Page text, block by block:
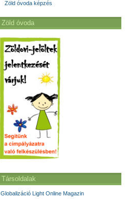
Zöld óvoda képzés
Zöld óvoda
Társoldalak
Globalizáció Light Online Magazin